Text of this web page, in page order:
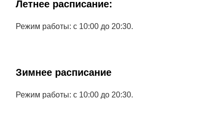
Летнее расписание:
Режим работы: с 10:00 до 20:30.
Зимнее расписание
Режим работы: с 10:00 до 20:30.